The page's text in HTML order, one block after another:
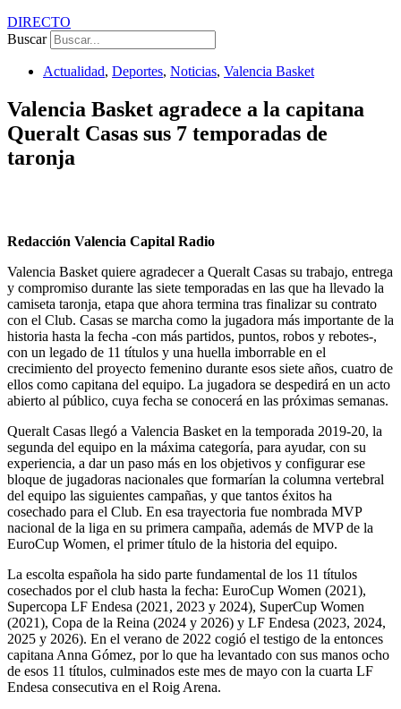
DIRECTO
Buscar
Actualidad, Deportes, Noticias, Valencia Basket
Valencia Basket agradece a la capitana
Queralt Casas sus 7 temporadas de
taronja
Redacción Valencia Capital Radio
Valencia Basket quiere agradecer a Queralt Casas su trabajo, entrega
y compromiso durante las siete temporadas en las que ha llevado la
camiseta taronja, etapa que ahora termina tras finalizar su contrato
con el Club. Casas se marcha como la jugadora más importante de la
historia hasta la fecha -con más partidos, puntos, robos y rebotes-,
con un legado de 11 títulos y una huella imborrable en el
crecimiento del proyecto femenino durante esos siete años, cuatro de
ellos como capitana del equipo. La jugadora se despedirá en un acto
abierto al público, cuya fecha se conocerá en las próximas semanas.
Queralt Casas llegó a Valencia Basket en la temporada 2019-20, la
segunda del equipo en la máxima categoría, para ayudar, con su
experiencia, a dar un paso más en los objetivos y configurar ese
bloque de jugadoras nacionales que formarían la columna vertebral
del equipo las siguientes campañas, y que tantos éxitos ha
cosechado para el Club. En esa trayectoria fue nombrada MVP
nacional de la liga en su primera campaña, además de MVP de la
EuroCup Women, el primer título de la historia del equipo.
La escolta española ha sido parte fundamental de los 11 títulos
cosechados por el club hasta la fecha: EuroCup Women (2021),
Supercopa LF Endesa (2021, 2023 y 2024), SuperCup Women
(2021), Copa de la Reina (2024 y 2026) y LF Endesa (2023, 2024,
2025 y 2026). En el verano de 2022 cogió el testigo de la entonces
capitana Anna Gómez, por lo que ha levantado con sus manos ocho
de esos 11 títulos, culminados este mes de mayo con la cuarta LF
Endesa consecutiva en el Roig Arena.